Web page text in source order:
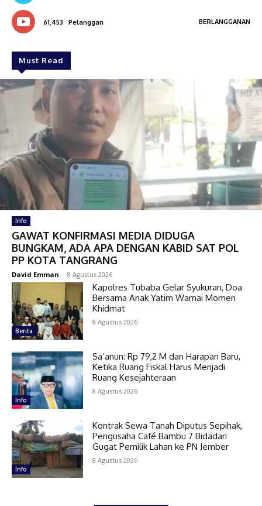
61,453 Pelanggan BERLANGGANAN
Must Read
Info
GAWAT KONFIRMASI MEDIA DIDUGA
BUNGKAM, ADA APA DENGAN KABID SAT POL
PP KOTA TANGRANG
David Emman - 8 Agustus 2026
Berita
Kapolres Tubaba Gelar Syukuran, Doa
Bersama Anak Yatim Warnai Momen
Khidmat
8 Agustus 2026
Info
Sa’anun: Rp 79,2 M dan Harapan Baru,
Ketika Ruang Fiskal Harus Menjadi
Ruang Kesejahteraan
8 Agustus 2026
Info
Kontrak Sewa Tanah Diputus Sepihak,
Pengusaha Café Bambu 7 Bidadari
Gugat Pemilik Lahan ke PN Jember
8 Agustus 2026